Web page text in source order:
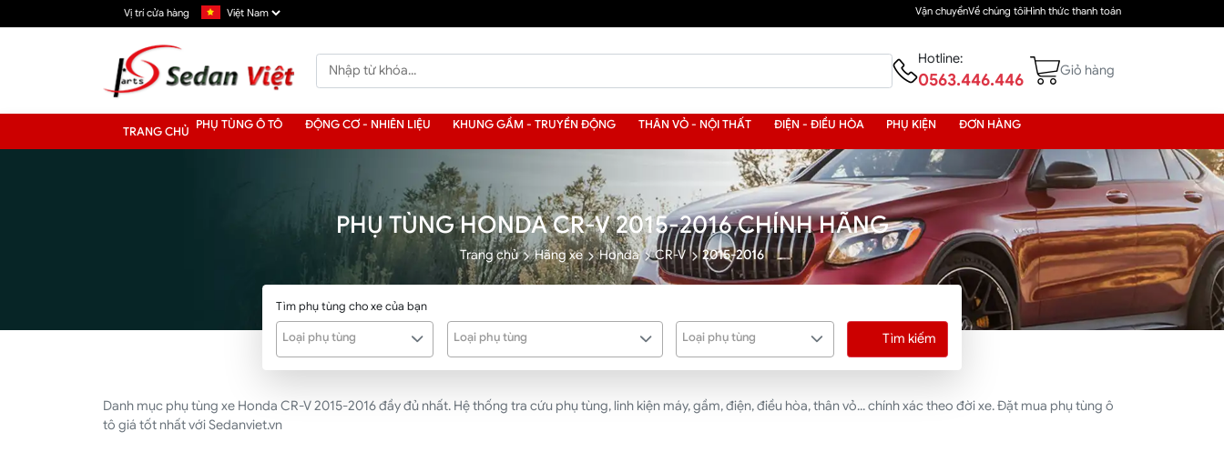
Vị trí cửa hàng Vận chuyểnVề chúng tôiHình thức thanh toán
Hotline:
0563.446.446 Giỏ hàng
TRANG CHỦ PHỤ TÙNG Ô TÔ ĐỘNG CƠ - NHIÊN LIỆU KHUNG GẦM - TRUYỀN ĐỘNG THÂN VỎ - NỘI THẤT ĐIỆN - ĐIỀU HÒA PHỤ KIỆN ĐƠN HÀNG
PHỤ TÙNG HONDA CR-V 2015-2016 CHÍNH HÃNG
Trang chủ Hãng xe Honda CR-V 2015-2016
Tìm phụ tùng cho xe của bạn
Loại phụ tùng Loại phụ tùng Loại phụ tùng Tìm kiếm
Danh mục phụ tùng xe Honda CR-V 2015-2016 đầy đủ nhất. Hệ thống tra cứu phụ tùng, linh kiện máy, gầm, điện, điều hòa, thân vỏ... chính xác theo đời xe. Đặt mua phụ tùng ô
tô giá tốt nhất với Sedanviet.vn